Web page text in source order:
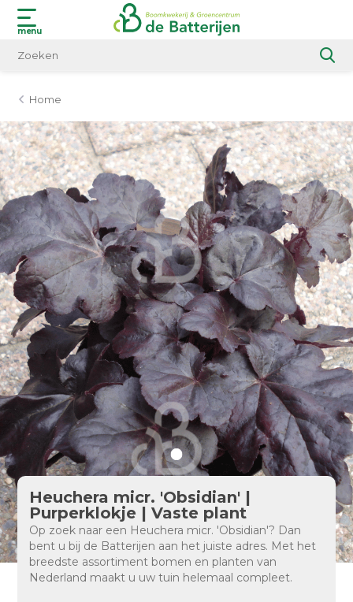
menu
Home
Heuchera micr. 'Obsidian' |
Purperklokje | Vaste plant
Op zoek naar een Heuchera micr. 'Obsidian'? Dan
bent u bij de Batterijen aan het juiste adres. Met het
breedste assortiment bomen en planten van
Nederland maakt u uw tuin helemaal compleet.